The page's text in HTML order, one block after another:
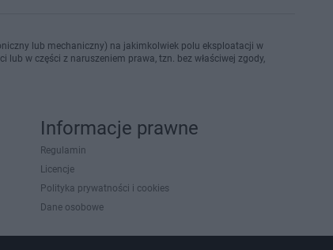
lub mechaniczny) na jakimkolwiek polu eksploatacji w
w części z naruszeniem prawa, tzn. bez właściwej zgody,
Informacje prawne
Regulamin
Licencje
Polityka prywatności i cookies
Dane osobowe